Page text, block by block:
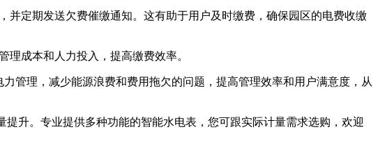
定期发送欠费催缴通知。这有助于用户及时缴费，确保园区的电费收缴
成本和人力投入，提高缴费效率。
管理，减少能源浪费和费用拖欠的问题，提高管理效率和用户满意度，从
升。专业提供多种功能的智能水电表，您可跟实际计量需求选购，欢迎